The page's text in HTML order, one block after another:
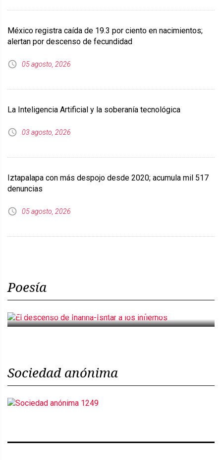
México registra caída de 19.3 por ciento en nacimientos;
alertan por descenso de fecundidad
05 agosto, 2026
La Inteligencia Artificial y la soberanía tecnológica
03 agosto, 2026
Iztapalapa con más despojo desde 2020; acumula mil 517
denuncias
05 agosto, 2026
Poesía
El descenso de Inanna-Ishtar a los infiernos
Sociedad anónima